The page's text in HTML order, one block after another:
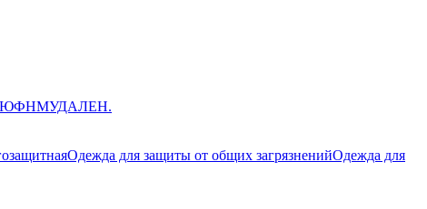
ЮФНМУДАЛЕН.
Одежда для защиты от общих загрязненийОдежда для